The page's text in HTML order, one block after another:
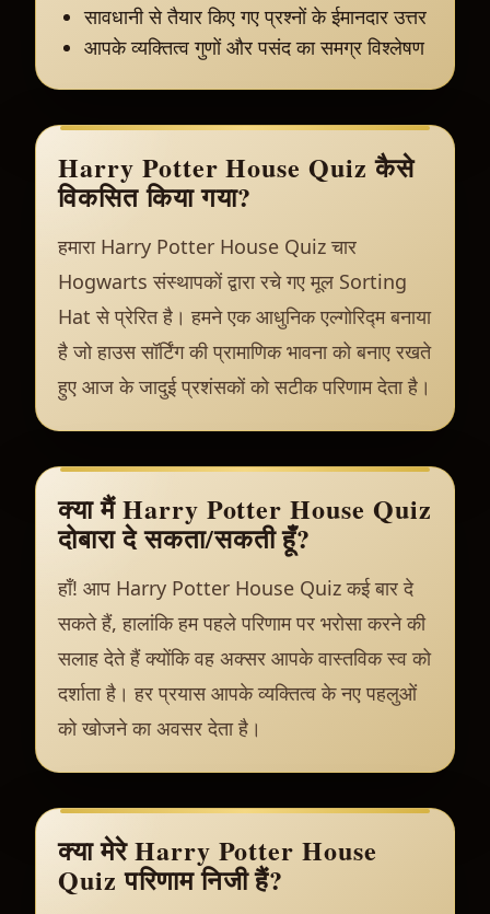
सावधानी से तैयार किए गए प्रश्नों के ईमानदार उत्तर
आपके व्यक्तित्व गुणों और पसंद का समग्र विश्लेषण
Harry Potter House Quiz कैसे
विकसित किया गया?
हमारा Harry Potter House Quiz चार
Hogwarts संस्थापकों द्वारा रचे गए मूल Sorting
Hat से प्रेरित है। हमने एक आधुनिक एल्गोरिद्म बनाया
है जो हाउस सॉर्टिंग की प्रामाणिक भावना को बनाए रखते
हुए आज के जादुई प्रशंसकों को सटीक परिणाम देता है।
क्या मैं Harry Potter House Quiz
दोबारा दे सकता/सकती हूँ?
हाँ! आप Harry Potter House Quiz कई बार दे
सकते हैं, हालांकि हम पहले परिणाम पर भरोसा करने की
सलाह देते हैं क्योंकि वह अक्सर आपके वास्तविक स्व को
दर्शाता है। हर प्रयास आपके व्यक्तित्व के नए पहलुओं
को खोजने का अवसर देता है।
क्या मेरे Harry Potter House
Quiz परिणाम निजी हैं?